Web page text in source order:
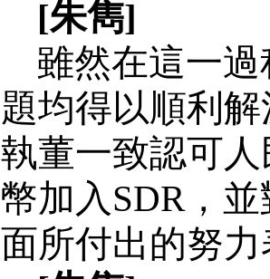
[朱雋]
雖然在這一
題均得以順利
執董一致認可
幣加入SDR，
面所付出的努力